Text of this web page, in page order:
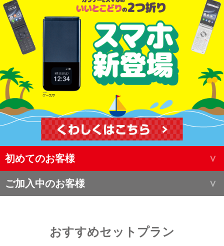
初めてのお客様
ご加入中のお客様
おすすめセットプラン